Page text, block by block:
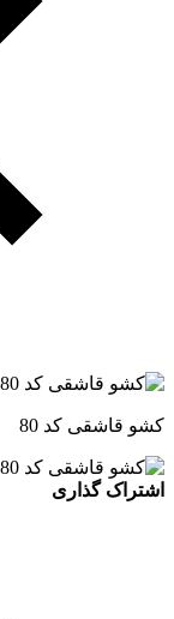
کشو قاشقی کد 80
اشتراک گذاری